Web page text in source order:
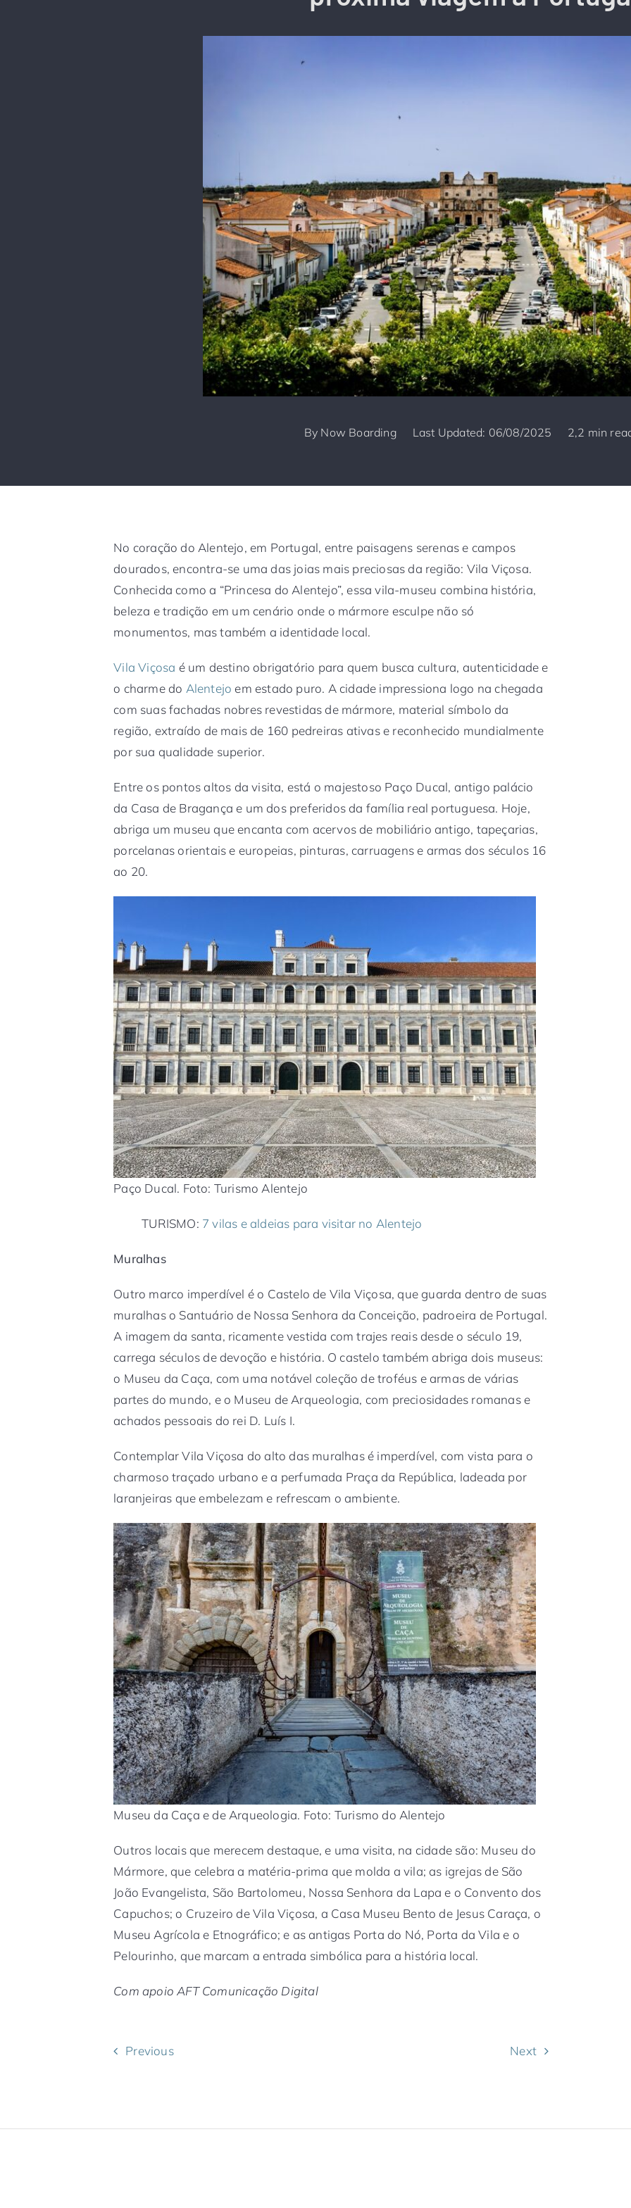
By Now Boarding Last Updated: 06/08/2025 2,2 min
No coração do Alentejo, em Portugal, entre paisagens serenas e campos
dourados, encontra-se uma das joias mais preciosas da região: Vila Viçosa.
Conhecida como a “Princesa do Alentejo”, essa vila-museu combina história,
beleza e tradição em um cenário onde o mármore esculpe não só
monumentos, mas também a identidade local.
Vila Viçosa é um destino obrigatório para quem busca cultura, autenticidade e
o charme do Alentejo em estado puro. A cidade impressiona logo na chegada
com suas fachadas nobres revestidas de mármore, material símbolo da
região, extraído de mais de 160 pedreiras ativas e reconhecido mundialmente
por sua qualidade superior.
Entre os pontos altos da visita, está o majestoso Paço Ducal, antigo palácio
da Casa de Bragança e um dos preferidos da família real portuguesa. Hoje,
abriga um museu que encanta com acervos de mobiliário antigo, tapeçarias,
porcelanas orientais e europeias, pinturas, carruagens e armas dos séculos 16
ao 20.
Paço Ducal. Foto: Turismo Alentejo
TURISMO: 7 vilas e aldeias para visitar no Alentejo
Muralhas
Outro marco imperdível é o Castelo de Vila Viçosa, que guarda dentro de suas
muralhas o Santuário de Nossa Senhora da Conceição, padroeira de Portugal.
A imagem da santa, ricamente vestida com trajes reais desde o século 19,
carrega séculos de devoção e história. O castelo também abriga dois museus:
o Museu da Caça, com uma notável coleção de troféus e armas de várias
partes do mundo, e o Museu de Arqueologia, com preciosidades romanas e
achados pessoais do rei D. Luís I.
Contemplar Vila Viçosa do alto das muralhas é imperdível, com vista para o
charmoso traçado urbano e a perfumada Praça da República, ladeada por
laranjeiras que embelezam e refrescam o ambiente.
Museu da Caça e de Arqueologia. Foto: Turismo do Alentejo
Outros locais que merecem destaque, e uma visita, na cidade são: Museu do
Mármore, que celebra a matéria-prima que molda a vila; as igrejas de São
João Evangelista, São Bartolomeu, Nossa Senhora da Lapa e o Convento dos
Capuchos; o Cruzeiro de Vila Viçosa, a Casa Museu Bento de Jesus Caraça, o
Museu Agrícola e Etnográfico; e as antigas Porta do Nó, Porta da Vila e o
Pelourinho, que marcam a entrada simbólica para a história local.
Com apoio AFT Comunicação Digital
Previous Next